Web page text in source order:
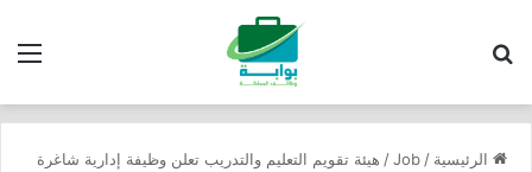
الرئيسية /
Job
/ هيئة تقويم التعليم والتدريب تعلن وظيفة إدارية شاغرة